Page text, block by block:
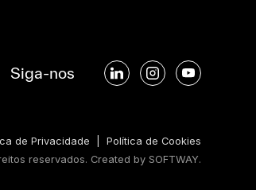
Siga-nos
de Privacidade
Política de Cookies
reservados. Created by SOFTWAY.